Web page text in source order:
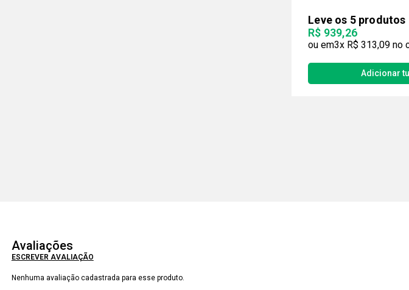
Leve os 5 produtos
R$ 939,26
3x R$ 313,09
Avaliações
ESCREVER AVALIAÇÃO
Nenhuma avaliação cadastrada para esse produto.